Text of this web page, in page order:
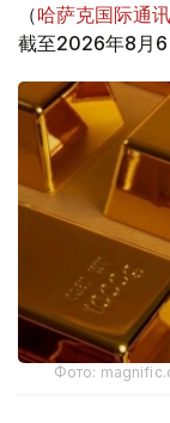
（哈萨克国际通
截至2026年8月6
Фото: